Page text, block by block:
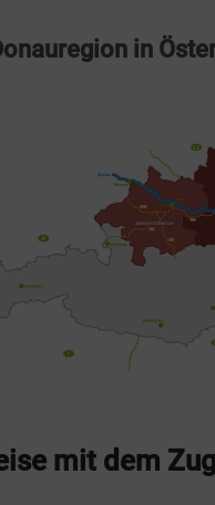
in
mit dem Zug